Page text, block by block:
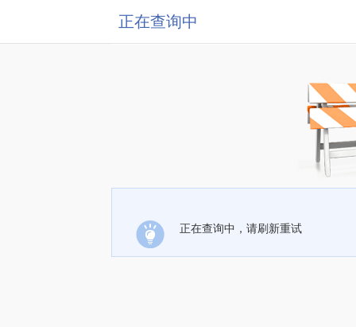
正在查询中
正在查询中，请刷新重试